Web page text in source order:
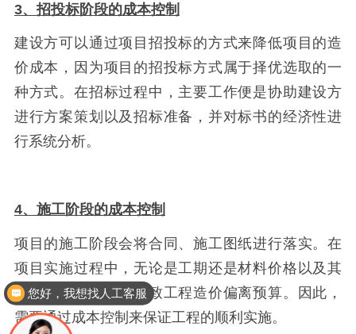
3、招投标阶段的成本控制
建设方可以通过项目招投标的方式来降低项目的造
价成本，因为项目的招投标方式属于择优选取的一
种方式。在招标过程中，主要工作便是协助建设方
进行方案策划以及招标准备，并对标书的经济性进
行系统分析。
4、施工阶段的成本控制
项目的施工阶段会将合同、施工图纸进行落实。在
项目实施过程中，无论是工期还是材料价格以及其
他外界因素，都会导致工程造价偏离预算。因此，
需要通过成本控制来保证工程的顺利实施。
您好，我想找人工客服